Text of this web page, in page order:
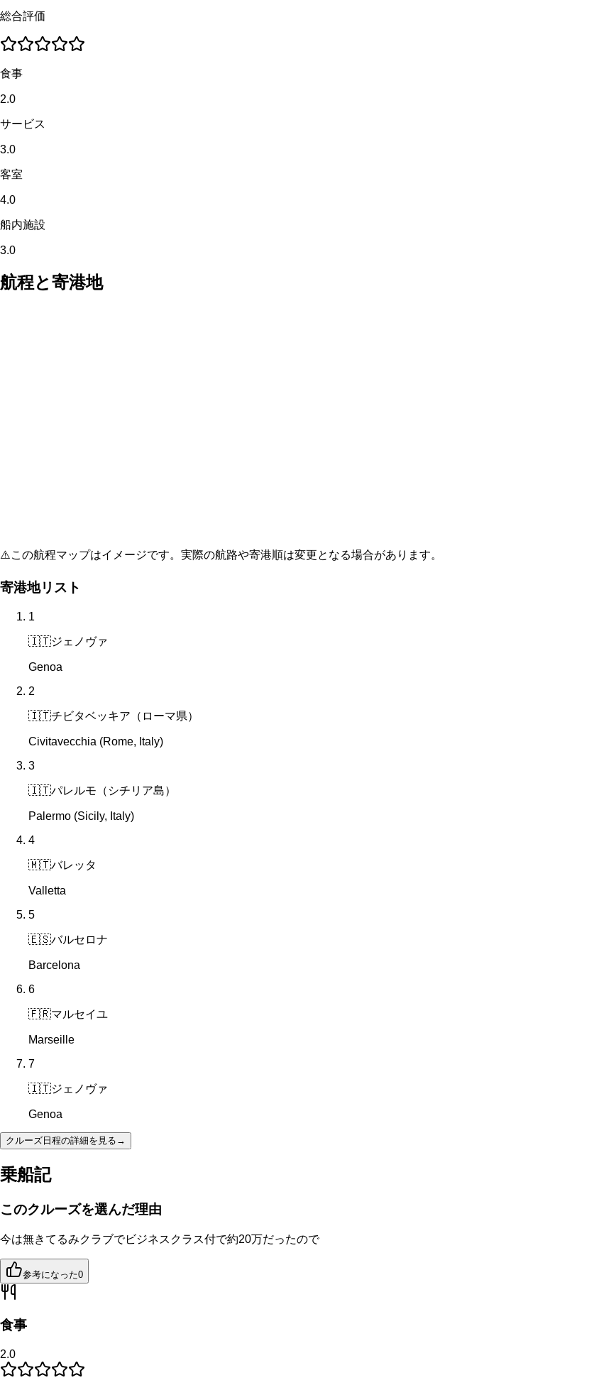
総合評価
食事
2.0
サービス
3.0
客室
4.0
船内施設
3.0
航程と寄港地
⚠️この航程マップはイメージです。実際の航路や寄港順は変更となる場合があります。
寄港地リスト
1
🇮🇹ジェノヴァ
Genoa
2
🇮🇹チビタベッキア（ローマ県）
Civitavecchia (Rome, Italy)
3
🇮🇹パレルモ（シチリア島）
Palermo (Sicily, Italy)
4
🇲🇹バレッタ
Valletta
5
🇪🇸バルセロナ
Barcelona
6
🇫🇷マルセイユ
Marseille
7
🇮🇹ジェノヴァ
Genoa
クルーズ日程の詳細を見る →
乗船記
このクルーズを選んだ理由
今は無きてるみクラブでビジネスクラス付で約20万だったので
参考になった0
食事
2.0